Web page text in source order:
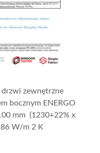
zewnętrzne
bocznym ENERGO
mm (1230+22% x
W/m 2 K